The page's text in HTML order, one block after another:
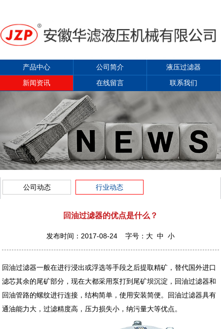
产品中心 公司简介
液压过滤器
新闻资讯
在线留言 联系我们
公司动态 行业动态
回油过滤器的优点是什么？
发布时间：2017-08-24 字号： 大 中 小
回油过滤器一般在进行浸出或浮选等手段之后提取精矿，替代国外进口
滤芯其余的尾矿部分，现在大都采用泵打到尾矿坝沉淀，回油过滤器和
回油管路的螺纹进行连接，结构简单，使用安装简便。回油过滤器具有
通油能力大，过滤精度高，压力损失小，纳污量大等优点。